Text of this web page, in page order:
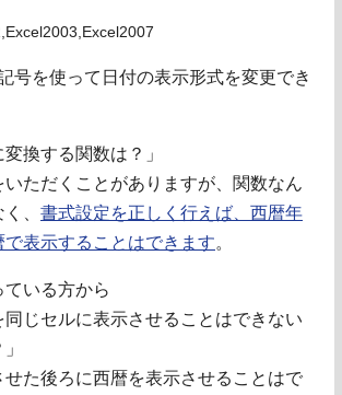
号を使って日付の表示形式を変更でき
変換する関数は？」
いただくことがありますが、関数なん
、 書式設定を正しく行えば、西暦年
表示することはできます。
ている方から
同じセルに表示させることはできない
せた後ろに西暦を表示させることはで